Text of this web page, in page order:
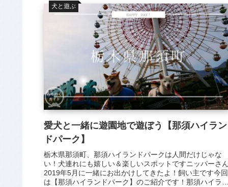
犬と遊ぶ
愛犬と一緒に遊園地で遊ぼう【那須ハイラン
ドパーク】
栃木県那須町、那須ハイランドパークは人間だけじゃな
い！犬連れにも嬉しい＆楽しいスポットですニッパーさ
2019年5月に一緒にお出かけしてきたよ！飼い主です今回
は【那須ハイランドパーク】のご紹介です！那須ハイラ